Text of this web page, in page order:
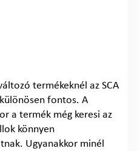
termékeknél az SCA
fontos. A
a termék még keresi az
könnyen
Ugyanakkor minél